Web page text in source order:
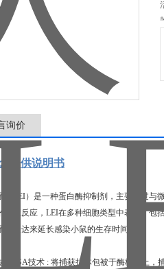
询价
提供说明书
（LEI）是一种蛋白酶抑制剂，主要通过
炎症反应，LEI在多种细胞类型中表达，
表达来延长感染小鼠的生存时间。
ELISA技术 : 将捕获抗体包被于酶标板上，